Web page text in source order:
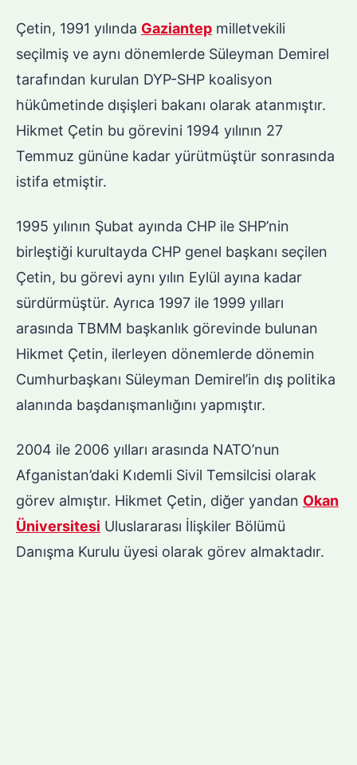
Çetin, 1991 yılında Gaziantep milletvekili
seçilmiş ve aynı dönemlerde Süleyman Demirel
tarafından kurulan DYP-SHP koalisyon
hükûmetinde dışişleri bakanı olarak atanmıştır.
Hikmet Çetin bu görevini 1994 yılının 27
Temmuz gününe kadar yürütmüştür sonrasında
istifa etmiştir.
1995 yılının Şubat ayında CHP ile SHP’nin
birleştiği kurultayda CHP genel başkanı seçilen
Çetin, bu görevi aynı yılın Eylül ayına kadar
sürdürmüştür. Ayrıca 1997 ile 1999 yılları
arasında TBMM başkanlık görevinde bulunan
Hikmet Çetin, ilerleyen dönemlerde dönemin
Cumhurbaşkanı Süleyman Demirel’in dış politika
alanında başdanışmanlığını yapmıştır.
2004 ile 2006 yılları arasında NATO’nun
Afganistan’daki Kıdemli Sivil Temsilcisi olarak
görev almıştır. Hikmet Çetin, diğer yandan Okan
Üniversitesi Uluslararası İlişkiler Bölümü
Danışma Kurulu üyesi olarak görev almaktadır.